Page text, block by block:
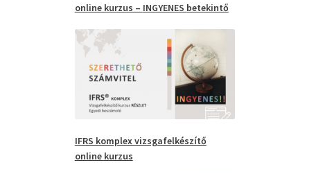
online kurzus – INGYENES betekintő
IFRS komplex vizsgafelkészítő
online kurzus